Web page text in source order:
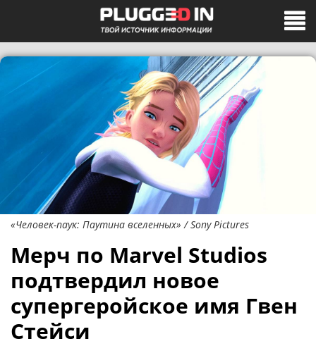
«Человек-паук: Паутина вселенных» / Sony Pictures
Мерч по Marvel Studios
подтвердил новое
супергеройское имя Гвен
Стейси